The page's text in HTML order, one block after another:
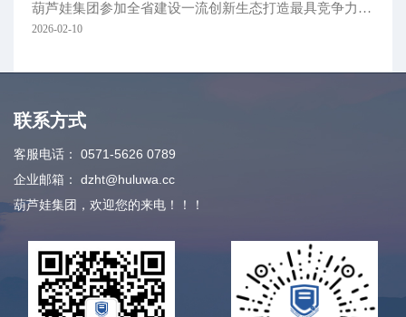
葫芦娃集团参加全省建设一流创新生态打造最具竞争力营商环境大会
2026-02-10
联系方式
客服电话：
0571-5626 0789
企业邮箱：
dzht@huluwa.cc
葫芦娃集团，欢迎您的来电！！！